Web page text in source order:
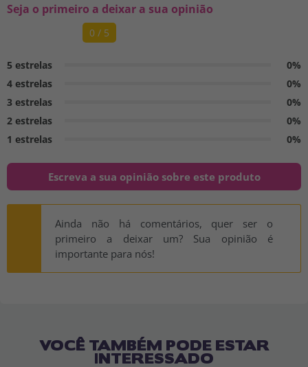
Seja o primeiro a deixar a sua opinião
0 / 5
5 estrelas
0%
4 estrelas
0%
3 estrelas
0%
2 estrelas
0%
1 estrelas
0%
Escreva a sua opinião sobre este produto
Ainda não há comentários, quer ser o
primeiro a deixar um? Sua opinião é
importante para nós!
VOCÊ TAMBÉM PODE ESTAR
INTERESSADO